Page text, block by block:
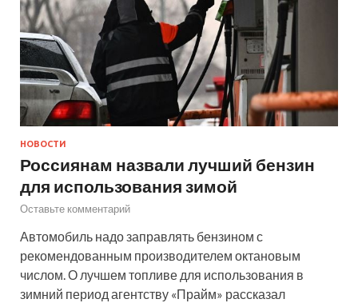
НОВОСТИ
Россиянам назвали лучший бензин
для использования зимой
Оставьте комментарий
Автомобиль надо заправлять бензином с
рекомендованным производителем октановым
числом. О лучшем топливе для использования в
зимний период агентству «Прайм» рассказал